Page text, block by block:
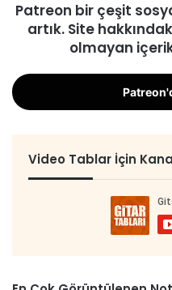
Patreon bir çeşit
artık. Site
olmayan
Video Tablar İçin